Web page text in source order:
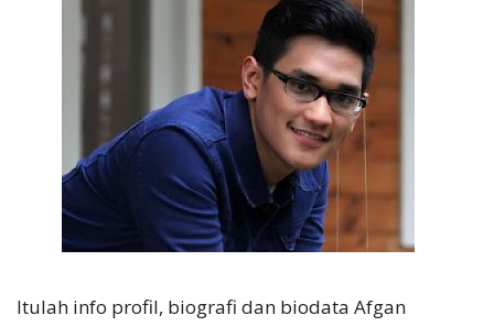
Itulah info profil, biografi dan biodata Afgan